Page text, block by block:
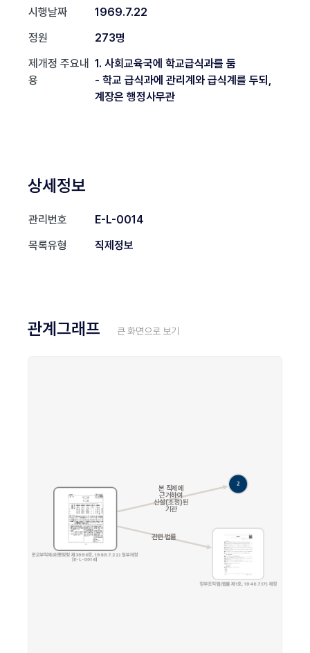
시행날짜
1969.7.22
정원
273명
제개정 주요내
용
1. 사회교육국에 학교급식과를 둠
- 학교 급식과에 관리계와 급식계를 두되,
계장은 행정사무관
상세정보
관리번호
E-L-0014
목록유형
직제정보
관계그래프 큰 화면으로 보기